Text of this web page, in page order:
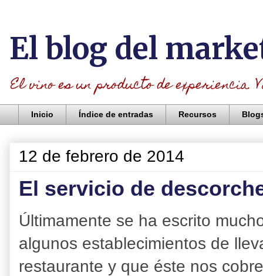
El blog del
El vino es un producto de
Inicio Índice de entradas Recursos
12 de febrero de 2014
El servicio de
Últimamente se ha escrito
algunos establecimientos de
restaurante y que éste nos